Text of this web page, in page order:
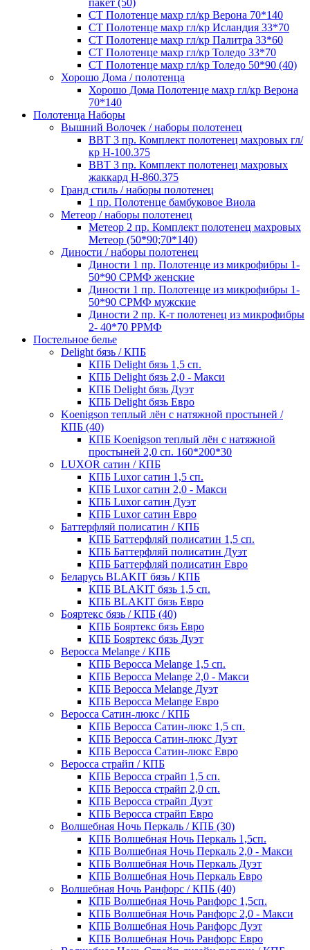
пакет (50)
СТ Полотенце махр гл/кр Верона 70*140
СТ Полотенце махр гл/кр Исландия 33*70
СТ Полотенце махр гл/кр Палитра 33*60
СТ Полотенце махр гл/кр Толедо 33*70
СТ Полотенце махр гл/кр Толедо 50*90 (40)
Хорошо Дома / полотенца
Хорошо Дома Полотенце махр гл/кр Верона
70*140
Полотенца Наборы
Вышний Волочек / наборы полотенец
ВВТ 3 пр. Комплект полотенец махровых гл/
кр Н-100.375
ВВТ 3 пр. Комплект полотенец махровых
жаккард Н-860.375
Гранд стиль / наборы полотенец
1 пр. Полотенце бамбуковое Виола
Метеор / наборы полотенец
Метеор 2 пр. Комплект полотенец махровых
Метеор (50*90;70*140)
Диности / наборы полотенец
Диности 1 пр. Полотенце из микрофибры 1-
50*90 СРМФ женские
Диности 1 пр. Полотенце из микрофибры 1-
50*90 СРМФ мужские
Диности 2 пр. К-т полотенец из микрофибры
2- 40*70 РРМФ
Постельное белье
Delight бязь / КПБ
КПБ Delight бязь 1,5 сп.
КПБ Delight бязь 2,0 - Макси
КПБ Delight бязь Дуэт
КПБ Delight бязь Евро
Koenigson теплый лён с натяжной простыней /
КПБ (40)
КПБ Koenigson теплый лён с натяжной
простыней 2,0 сп. 160*200*30
LUXOR сатин / КПБ
КПБ Luxor сатин 1,5 сп.
КПБ Luxor сатин 2,0 - Макси
КПБ Luxor сатин Дуэт
КПБ Luxor сатин Евро
Баттерфляй полисатин / КПБ
КПБ Баттерфляй полисатин 1,5 сп.
КПБ Баттерфляй полисатин Дуэт
КПБ Баттерфляй полисатин Евро
Беларусь BLAKIT бязь / КПБ
КПБ BLAKIT бязь 1,5 сп.
КПБ BLAKIT бязь Евро
Бояртекс бязь / КПБ (40)
КПБ Бояртекс бязь Евро
КПБ Бояртекс бязь Дуэт
Веросса Melange / КПБ
КПБ Веросса Melange 1,5 сп.
КПБ Веросса Melange 2,0 - Макси
КПБ Веросса Melange Дуэт
КПБ Веросса Melange Евро
Веросса Сатин-люкс / КПБ
КПБ Веросса Сатин-люкс 1,5 сп.
КПБ Веросса Сатин-люкс Дуэт
КПБ Веросса Сатин-люкс Евро
Веросса страйп / КПБ
КПБ Веросса страйп 1,5 сп.
КПБ Веросса страйп 2,0 сп.
КПБ Веросса страйп Дуэт
КПБ Веросса страйп Евро
Волшебная Ночь Перкаль / КПБ (30)
КПБ Волшебная Ночь Перкаль 1,5сп.
КПБ Волшебная Ночь Перкаль 2,0 - Макси
КПБ Волшебная Ночь Перкаль Дуэт
КПБ Волшебная Ночь Перкаль Евро
Волшебная Ночь Ранфорс / КПБ (40)
КПБ Волшебная Ночь Ранфорс 1,5сп.
КПБ Волшебная Ночь Ранфорс 2,0 - Макси
КПБ Волшебная Ночь Ранфорс Дуэт
КПБ Волшебная Ночь Ранфорс Евро